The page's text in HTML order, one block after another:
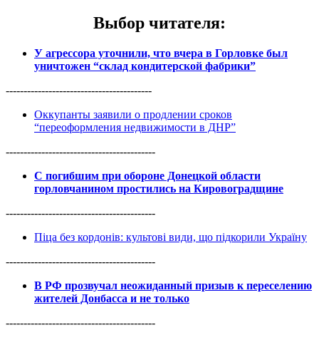
Выбор читателя:
У агрессора уточнили, что вчера в Горловке был
уничтожен “склад кондитерской фабрики”
-----------------------------------------
Оккупанты заявили о продлении сроков
“переоформления недвижимости в ДНР”
------------------------------------------
С погибшим при обороне Донецкой области
горловчанином простились на Кировоградщине
------------------------------------------
Піца без кордонів: культові види, що підкорили Україну
------------------------------------------
В РФ прозвучал неожиданный призыв к переселению
жителей Донбасса и не только
------------------------------------------